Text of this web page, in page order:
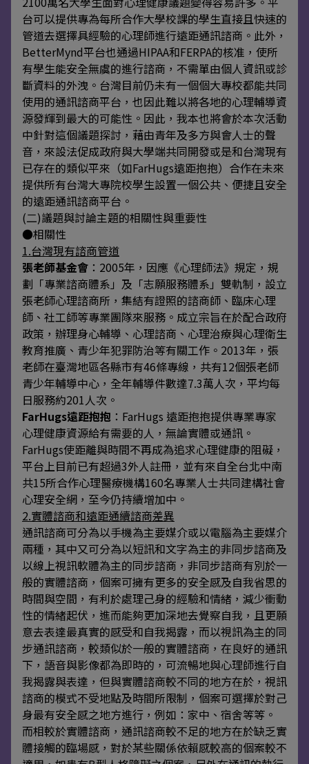
台可以提供專為每所合作大學校課的學生直接且快速的
管道去選擇具經驗的心理師進行遠距通訊諮商。此外，
BetterMynd平台也通過HIPAA和FERPA的核准，使所
有學生能安全無虞的進行諮商，不需單由個人資訊或診
斷資料的外洩。台灣目前仍未有一個個大專校都能共同
使用的通訊諮商平台，也因此難以將各地的心理輔導資
源發輝到最大的可能性。因此，我本也將會於本次活動
中針對這個議題探討，藉由青年及多方與會人士的聲
音，來設法促成政府與大學端共同開發或是和台灣現有
已存在的類似平來（如FarHugs遠距抱抱）合作在未來
提供所有台灣大專院校學生設置一個公共、便捷且安全
的遠距通訊諮商平台。
(二)議題與討論主題的相關性與重要性
●相關性
1.台灣現有諮商管道
張老師基金會 ：2005年，因應《心理師法》規定，規
劃「專業諮商體系」及「志願服務體系」雙軌制，設立
張老師心理諮商所，集結有證照的諮商師、臨床心理
師、社工師等專業團隊來服務。成立宗旨在於配合政府
政策，辦理身心輔導、心理諮商、心理治療與心理衛生
教育推廣、青少年犯罪防治等有關工作。2013年，張
老師在臺灣地區各縣市有46條專線，共有12個張老師
青少年輔導中心，全年輔導件數達7.3萬人次，平均每
日服務約201人次。
FarHugs遠距抱抱 ：FarHugs 遠距抱抱提供專業專家
心理健康資源給有需要的人，無論實體或通訊。
FarHugs使距離與時間不再成為追求心理健康的阻礙，
平台上目前已有超過3外人註冊，並有來自全台北中南
共15所合作心理醫療機構160名專業人士共同建構社會
心理安全網，至今仍持續增加中。
2.實體諮商和遠距通續諮商差異
通訊諮商可分為以手機為主要媒介或以電腦為主要媒介
兩種，其中又可分為以短訊和文字為主的非同步諮商及
以線上視訊軟體為主的同步諮商，非同步諮商有別於一
般的實體諮商，個案可擁有更多的安全感及自我省思的
時間與空間，有利於處理己身的經驗和情緒，減少衝動
性的情緒起伏，進而能夠更加深地去覺察自我，且更願
意去表達最真實的感受和自我揭露，而以視訊為主的同
步通訊諮商，較類似於一般的實體諮商，在良好的通訊
下，語音與影像都為即時的，可流暢地與心理師進行自
我揭露與表達，但與實體諮商較不同的地方在於，視訊
諮商的模式不受地點及時間所限制，個案可選擇於對己
身最有安全感之地方進行，例如：家中、宿舍等等。
而相較於實體諮商，通訊諮商較不足的地方在於缺乏實
體接觸的臨場感，對於某些關係依賴感較高的個案較不